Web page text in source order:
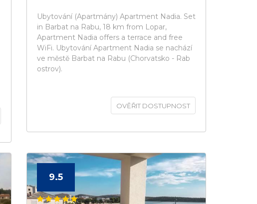
Ubytování (Apartmány) Apartment Nadia. Set
in Barbat na Rabu, 18 km from Lopar,
Apartment Nadia offers a terrace and free
WiFi. Ubytování Apartment Nadia se nachází
ve městě Barbat na Rabu (Chorvatsko - Rab
ostrov).
OVĚŘIT DOSTUPNOST
9.5